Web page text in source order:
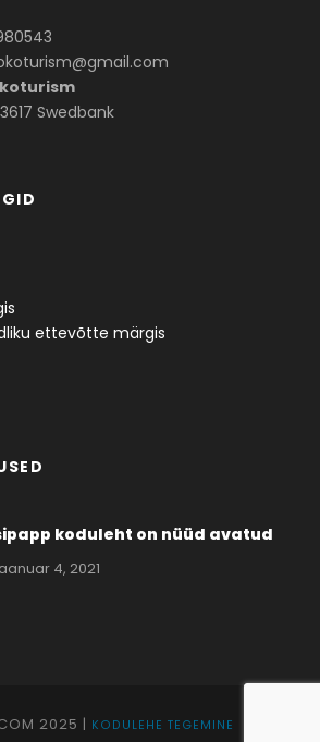
Swedbank
ettevõtte märgis
koduleht on nüüd avatud
4, 2021
2025 | KODULEHE TEGEMINE